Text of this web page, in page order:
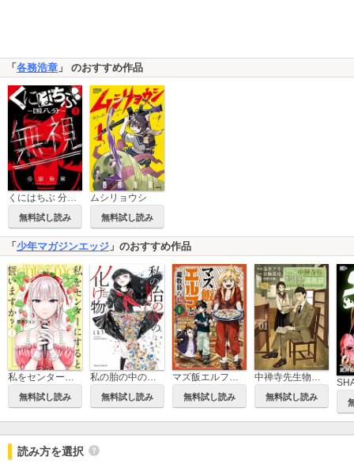
「各務浩章 」 のおすすめ作品
くにはちぶ 分冊版
無料試し読み
ムシリョウシ
無料試し読み
「 少年マガジンエッジ 」のおすすめ作品
私をセンターにすると誓いますか?
無料試し読み
私の胎の中の化け物
無料試し読み
マズ飯エルフと遊牧暮らし
無料試し読み
中禅寺先生物怪講義録 先生が謎を解いてしまうから。
無料試し読み
読み方を選択